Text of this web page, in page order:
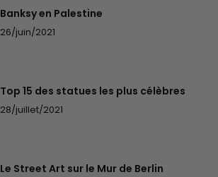
Banksy en Palestine
26/juin/2021
Top 15 des statues les plus célèbres
28/juillet/2021
Le Street Art sur le Mur de Berlin